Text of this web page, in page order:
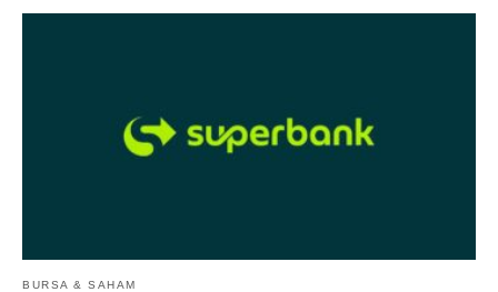
BURSA & SAHAM